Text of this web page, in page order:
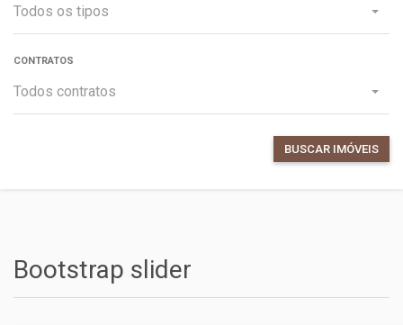
Todos os tipos
CONTRATOS
Todos contratos
BUSCAR IMÓVEIS
Bootstrap slider